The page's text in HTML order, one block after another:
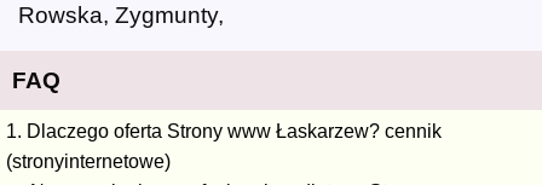
Rowska, Zygmunty,
FAQ
1. Dlaczego oferta Strony www Łaskarzew? cennik
(stronyinternetowe)